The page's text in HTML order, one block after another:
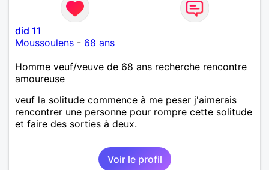
did 11
Moussoulens - 68 ans
Homme veuf/veuve de 68 ans recherche rencontre
amoureuse
veuf la solitude commence à me peser j'aimerais
rencontrer une personne pour rompre cette solitude
et faire des sorties à deux.
Voir le profil